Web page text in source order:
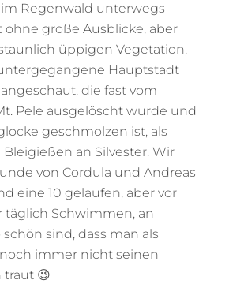
Regenwald unterwegs
ohne große Ausblicke, aber
üppigen Vegetation,
Hauptstadt
die fast vom
Pele ausgelöscht wurde und
geschmolzen ist, als
an Silvester. Wir
von Cordula und Andreas
eine 10 gelaufen, aber vor
täglich Schwimmen, an
sind, dass man als
immer nicht seinen
😉